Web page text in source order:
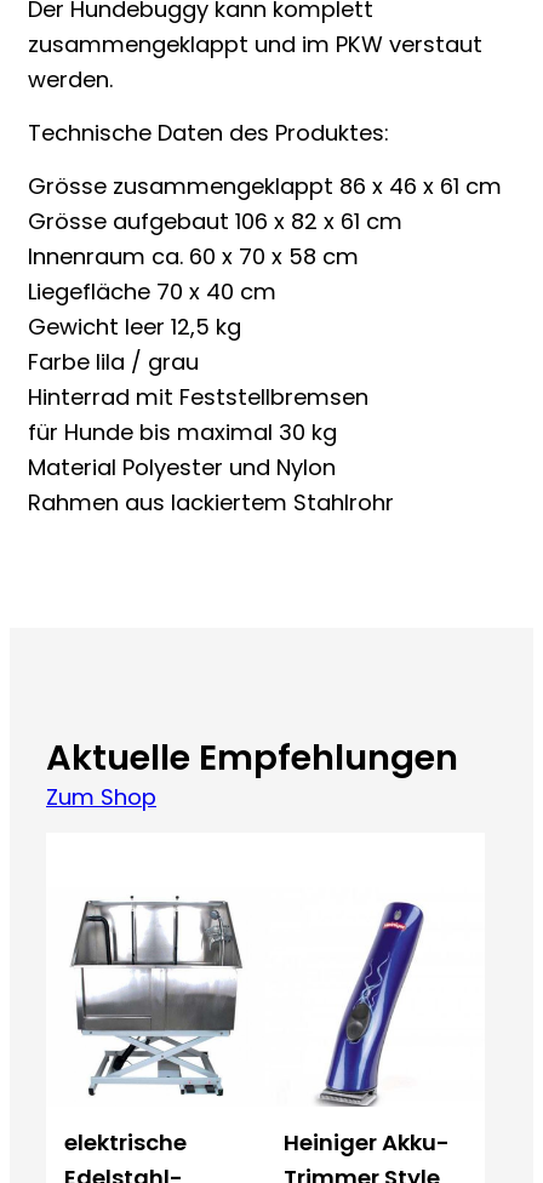
Der Hundebuggy kann komplett
zusammengeklappt und im PKW verstaut
werden.
Technische Daten des Produktes:
Grösse zusammengeklappt 86 x 46 x 61 cm
Grösse aufgebaut 106 x 82 x 61 cm
Innenraum ca. 60 x 70 x 58 cm
Liegefläche 70 x 40 cm
Gewicht leer 12,5 kg
Farbe lila / grau
Hinterrad mit Feststellbremsen
für Hunde bis maximal 30 kg
Material Polyester und Nylon
Rahmen aus lackiertem Stahlrohr
Aktuelle Empfehlungen
Zum Shop
elektrische
Heiniger Akku-